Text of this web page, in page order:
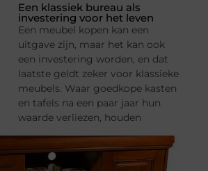
Een klassiek bureau als
investering voor het leven
Een meubel kopen kan een
uitgave zijn, maar het kan ook
een investering worden, en dat
laatste geldt zeker voor klassieke
meubels. Waar goedkope kasten
en tafels na een paar jaar hun
waarde verliezen, houden